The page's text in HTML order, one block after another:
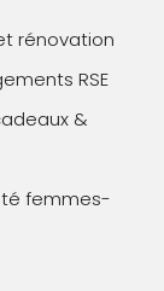
rénovation
RSE
&
femmes-